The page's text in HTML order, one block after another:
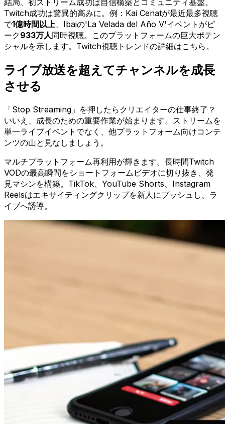
Twitch成功は驚異的高みに。例：Kai Cenatが最近最多視聴
で1億時間以上 、Ibaiの'La Velada del Año V'イベントがピ
ーク933万人同時視聴。このプラットフォームの巨大ポテン
シャルを示します。Twitch視聴トレンドの詳細はこちら。
ライブ放送を超えてチャンネルを成長
させる
「Stop Streaming」を押したらクリエイターの仕事終了？
いいえ、成長のための重要作業が始まります。ストリームを
単一ライブイベントでなく、他プラットフォーム向けコンテ
ンツの山と見なしましょう。
マルチプラットフォーム再利用が輝きます。長時間Twitch
VODの最高瞬間をショートフォームビデオに切り抜き、発
見マシンを構築。TikTok、YouTube Shorts、Instagram
Reelsはエキサイティングクリップを新人にプッシュし、ラ
イブへ誘導。